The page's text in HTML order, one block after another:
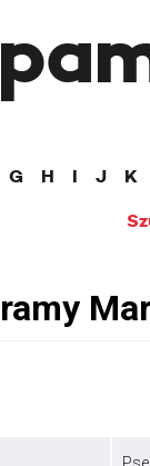
G H I J K